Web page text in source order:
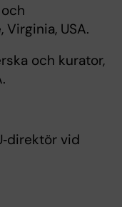
USA.
och kurator,
vid